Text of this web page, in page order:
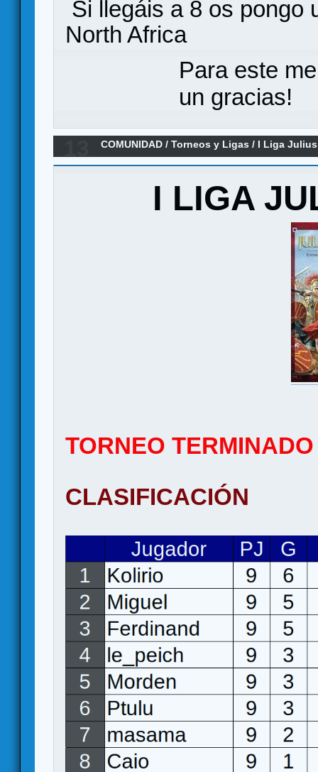
Si llegáis a 8 os pongo
North Africa
Para este
un gracias!
COMUNIDAD /Torneos y Ligas / I Liga
I LIGA
TORNEO TERMINADO
CLASIFICACIÓN